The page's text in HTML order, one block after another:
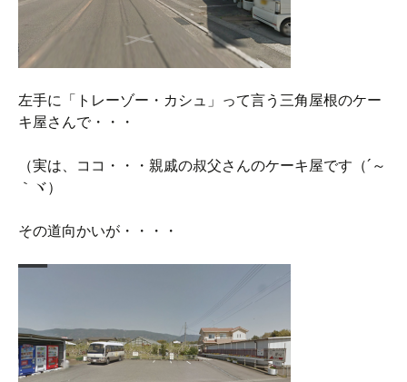
左手に「トレーゾー・カシュ」って言う三角屋根のケー
キ屋さんで・・・
（実は、ココ・・・親戚の叔父さんのケーキ屋です（´～
｀ヾ）
その道向かいが・・・・